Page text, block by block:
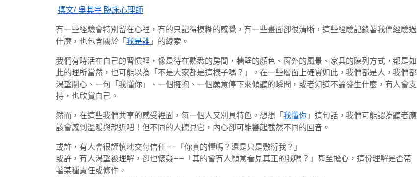
年
3
月
16
藍
撰文/ 吳其宇 臨床心理師
有一些經驗會特別留在心裡，有的只記得模糊的感覺，有一些畫面卻很清晰，這些經驗記錄著我們經驗過
什麼，也包含關於「 我是誰 」的線索。
我們有時活在自己的習慣裡，像是待在熟悉的房間，牆壁的顏色、窗外的風景、家具的陳列方式，都是如
此的理所當然，也可能以為「不是大家都是這樣子嗎？」。在一些層面上確實如此，我們都是人，我們都
渴望關心、一句「我懂你」、一個擁抱、一個願意停下來傾聽的瞬間，或者知道不論發生什麼，有人會支
持，也欣賞自己。
然而，在這些我們共享的感受裡面，每一個人又別具特色。想想「 我懂你 」這句話，我們可能認為聽者應
該會感到溫暖與親近吧！但不同的人聽見它，內心卻可能響起截然不同的回音。
或許，有人會很謹慎地交付信任——「你真的懂嗎？還是只是敷衍我？」
或許，有人渴望被理解，卻也懷疑——「真的會有人願意看見真正的我嗎？」甚至擔心，這份理解是否帶
著某種責任或條件。